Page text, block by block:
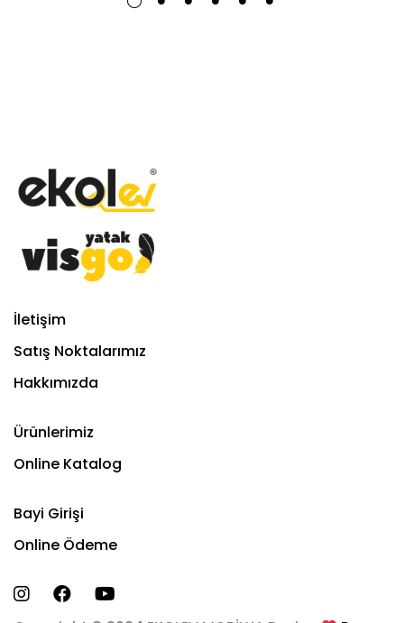
İletişim
Satış Noktalarımız
Hakkımızda
Ürünlerimiz
Online Katalog
Bayi Girişi
Online Ödeme